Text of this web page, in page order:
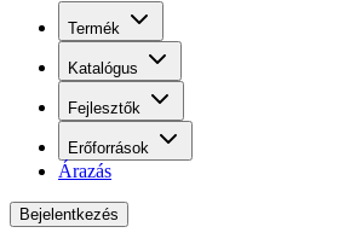
Termék
Katalógus
Fejlesztők
Erőforrások
Árazás
Bejelentkezés